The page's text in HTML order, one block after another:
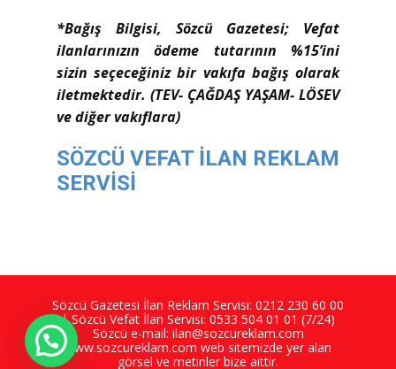
*Bağış Bilgisi, Sözcü Gazetesi; Vefat
ilanlarınızın ödeme tutarının %15’ini
sizin seçeceğiniz bir vakıfa bağış olarak
iletmektedir. (TEV- ÇAĞDAŞ YAŞAM- LÖSEV
ve diğer vakıflara)
SÖZCÜ VEFAT İLAN REKLAM
SERVİSİ
Sözcü Gazetesi İlan Reklam Servisi: 0212 230 60 00
| Sözcü Vefat İlan Servisi: 0533 504 01 01 (7/24)
Sözcü e-mail: ilan@sozcureklam.com
www.sozcureklam.com web sitemizde yer alan
görsel ve metinler bize aittir.